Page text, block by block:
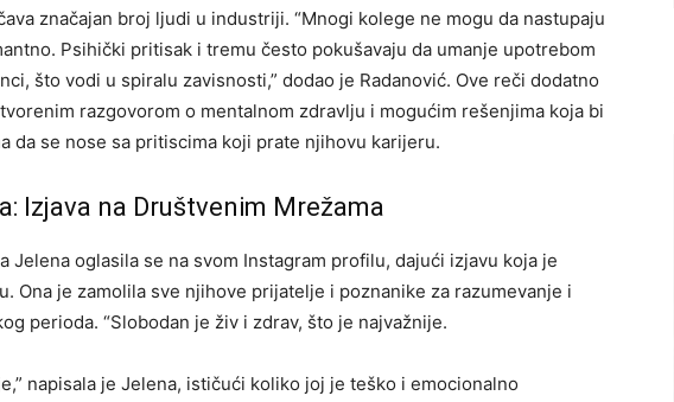
značajan broj ljudi u industriji. “Mnogi kolege ne mogu da nastupaju
Psihički pritisak i tremu često pokušavaju da umanje upotrebom
što vodi u spiralu zavisnosti,” dodao je Radanović. Ove reči dodatno
razgovorom o mentalnom zdravlju i mogućim rešenjima koja bi
da se nose sa pritiscima koji prate njihovu karijeru.
Izjava na Društvenim Mrežama
Jelena oglasila se na svom Instagram profilu, dajući izjavu koja je
Ona je zamolila sve njihove prijatelje i poznanike za razumevanje i
perioda. “Slobodan je živ i zdrav, što je najvažnije.
napisala je Jelena, ističući koliko joj je teško i emocionalno